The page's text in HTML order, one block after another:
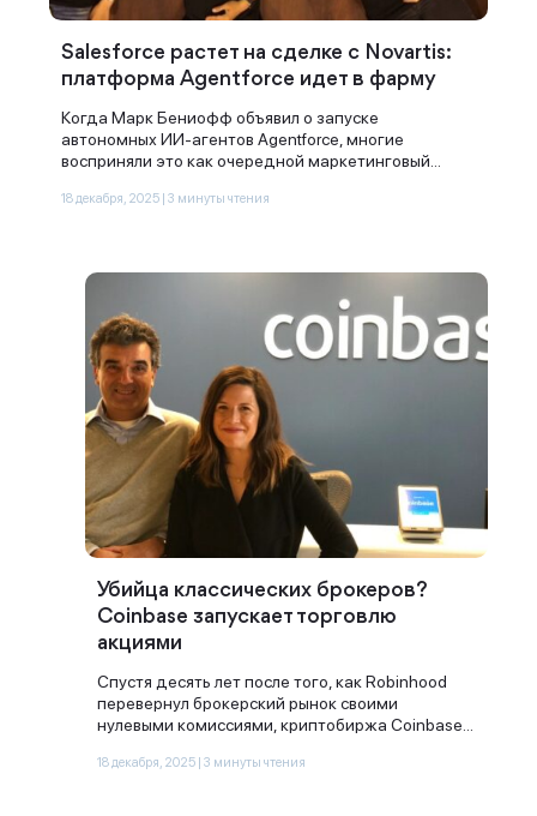
Salesforce растет на сделке с Novartis:
платформа Agentforce идет в фарму
Когда Марк Бениофф объявил о запуске
автономных ИИ-агентов Agentforce, многие
восприняли это как очередной маркетинговый...
18 декабря, 2025 | 3 минуты чтения
Убийца классических брокеров?
Coinbase запускает торговлю
акциями
Спустя десять лет после того, как Robinhood
перевернул брокерский рынок своими
нулевыми комиссиями, криптобиржа Coinbase...
18 декабря, 2025 | 3 минуты чтения